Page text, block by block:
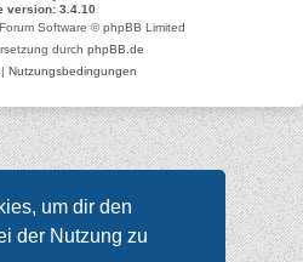
um dir den
der Nutzung zu
version: 3.4.10
Software © phpBB Limited
durch phpBB.de
Nutzungsbedingungen